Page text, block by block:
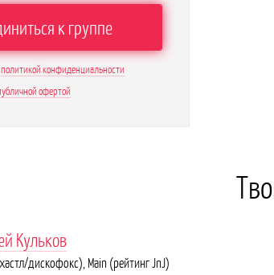
политикой конфиденциальности
офертой
Кульков
дискофокс), Main (рейтинг JnJ)